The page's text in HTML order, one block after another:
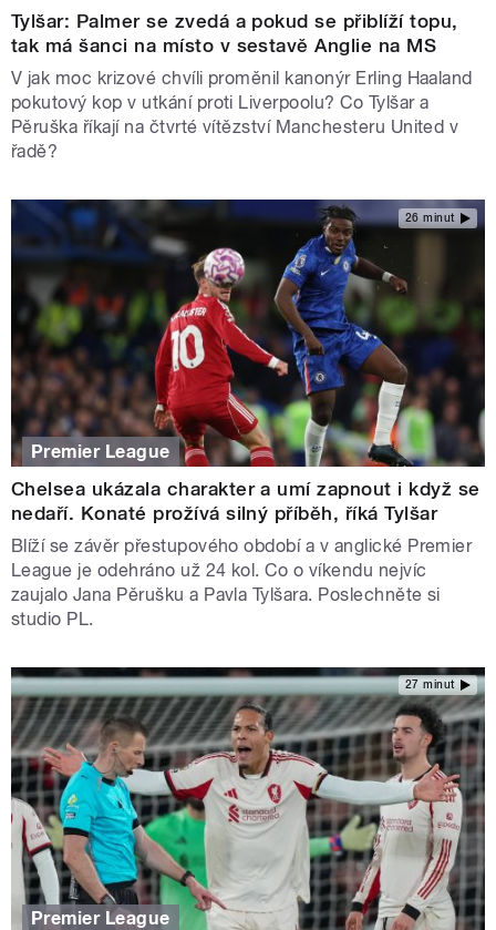
Tylšar: Palmer se zvedá a pokud se přiblíží topu,
tak má šanci na místo v sestavě Anglie na MS
V jak moc krizové chvíli proměnil kanonýr Erling Haaland
pokutový kop v utkání proti Liverpoolu? Co Tylšar a
Pěruška říkají na čtvrté vítězství Manchesteru United v
řadě?
26 minut
Premier League
Chelsea ukázala charakter a umí zapnout i když se
nedaří. Konaté prožívá silný příběh, říká Tylšar
Blíží se závěr přestupového období a v anglické Premier
League je odehráno už 24 kol. Co o víkendu nejvíc
zaujalo Jana Pěrušku a Pavla Tylšara. Poslechněte si
studio PL.
27 minut
Premier League